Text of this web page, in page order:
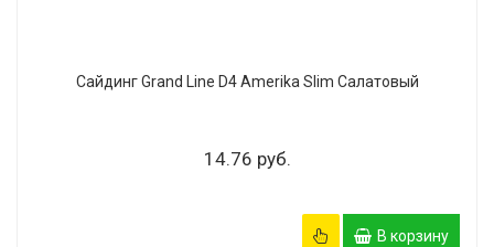
Сайдинг Grand Line D4 Amerika Slim Салатовый
14.76 руб.
В корзину